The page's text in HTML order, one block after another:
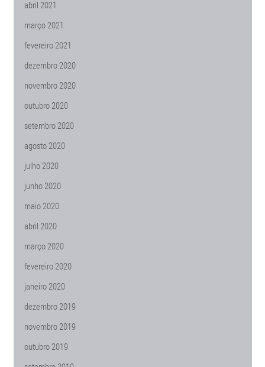
abril 2021
março 2021
fevereiro 2021
dezembro 2020
novembro 2020
outubro 2020
setembro 2020
agosto 2020
julho 2020
junho 2020
maio 2020
abril 2020
março 2020
fevereiro 2020
janeiro 2020
dezembro 2019
novembro 2019
outubro 2019